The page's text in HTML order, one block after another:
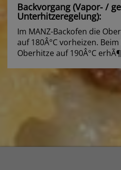
Backvorgang (Vapor- /
Unterhitzeregelung):
Im MANZ-Backofen die
auf 180Â°C vorheizen.
Oberhitze auf 190Â°C